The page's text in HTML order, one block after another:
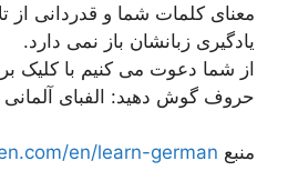
معنای کلمات شما و قدردانی از
یادگیری زبانشان باز نمی دارد.
از شما دعوت می کنیم با کلیک
حروف گوش دهید: الفبای آلمانی
منبع en/learn-german